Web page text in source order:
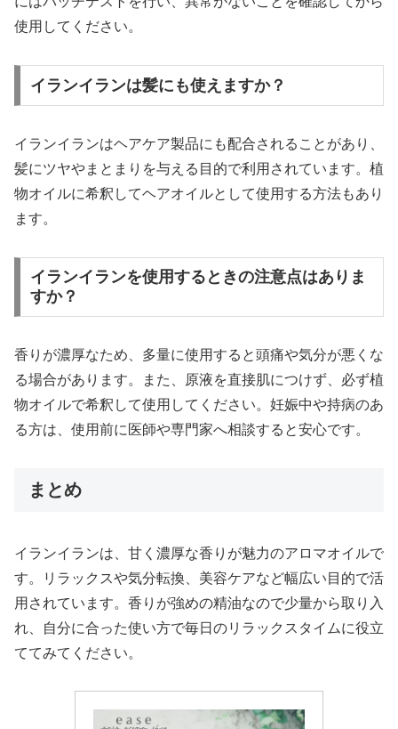
使用してください。
イランイランは髪にも使えますか？
イランイランはヘアケア製品にも配合されることがあり、
髪にツヤやまとまりを与える目的で利用されています。植
物オイルに希釈してヘアオイルとして使用する方法もあり
ます。
イランイランを使用するときの注意点はありま
すか？
香りが濃厚なため、多量に使用すると頭痛や気分が悪くな
る場合があります。また、原液を直接肌につけず、必ず植
物オイルで希釈して使用してください。妊娠中や持病のあ
る方は、使用前に医師や専門家へ相談すると安心です。
まとめ
イランイランは、甘く濃厚な香りが魅力のアロマオイルで
す。リラックスや気分転換、美容ケアなど幅広い目的で活
用されています。香りが強めの精油なので少量から取り入
れ、自分に合った使い方で毎日のリラックスタイムに役立
ててみてください。